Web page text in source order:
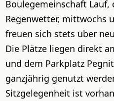
Boulegemeinschaft Lauf,
Regenwetter, mittwochs
freuen sich stets über
Die Plätze liegen direkt
und dem Parkplatz
ganzjährig genutzt
Sitzgelegenheit ist